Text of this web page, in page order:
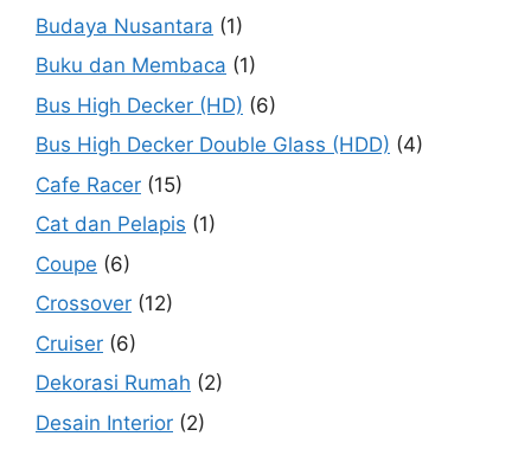
Budaya Nusantara (1)
Buku dan Membaca (1)
Bus High Decker (HD) (6)
Bus High Decker Double Glass (HDD) (4)
Cafe Racer (15)
Cat dan Pelapis (1)
Coupe (6)
Crossover (12)
Cruiser (6)
Dekorasi Rumah (2)
Desain Interior (2)